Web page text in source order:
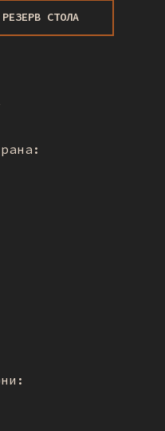
РЕЗЕРВ СТОЛА